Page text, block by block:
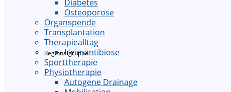
Regionalgruppe
Diabetes
Osteoporose
Organspende
Transplantation
Therapiealltag
Heimantibiose
Sporttherapie
Physiotherapie
Autogene Drainage